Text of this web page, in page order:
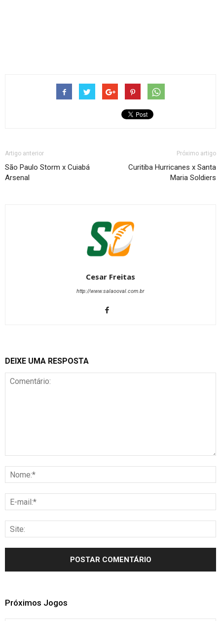
Artigo anterior
São Paulo Storm x Cuiabá
Arsenal
Próximo artigo
Curitiba Hurricanes x Santa
Maria Soldiers
Cesar Freitas
http://www.salaooval.com.br
DEIXE UMA RESPOSTA
Próximos Jogos